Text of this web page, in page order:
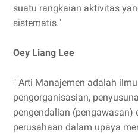
suatu rangkaian aktivitas
sistematis."
Oey Liang Lee
" Arti Manajemen adalah
pengorganisasian,
pengendalian (pengawasan)
perusahaan dalam upaya